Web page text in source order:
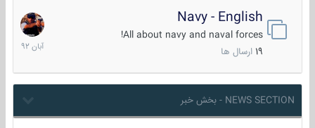
Navy - English
All about navy and naval forces!
ارسال ها
22
آبان
1392
NEWS SECTION - بخش خبر